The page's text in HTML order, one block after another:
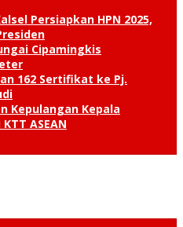
Persiapkan HPN 2025,
Cipamingkis
162 Sertifikat ke Pj.
Kepulangan Kepala
ASEAN